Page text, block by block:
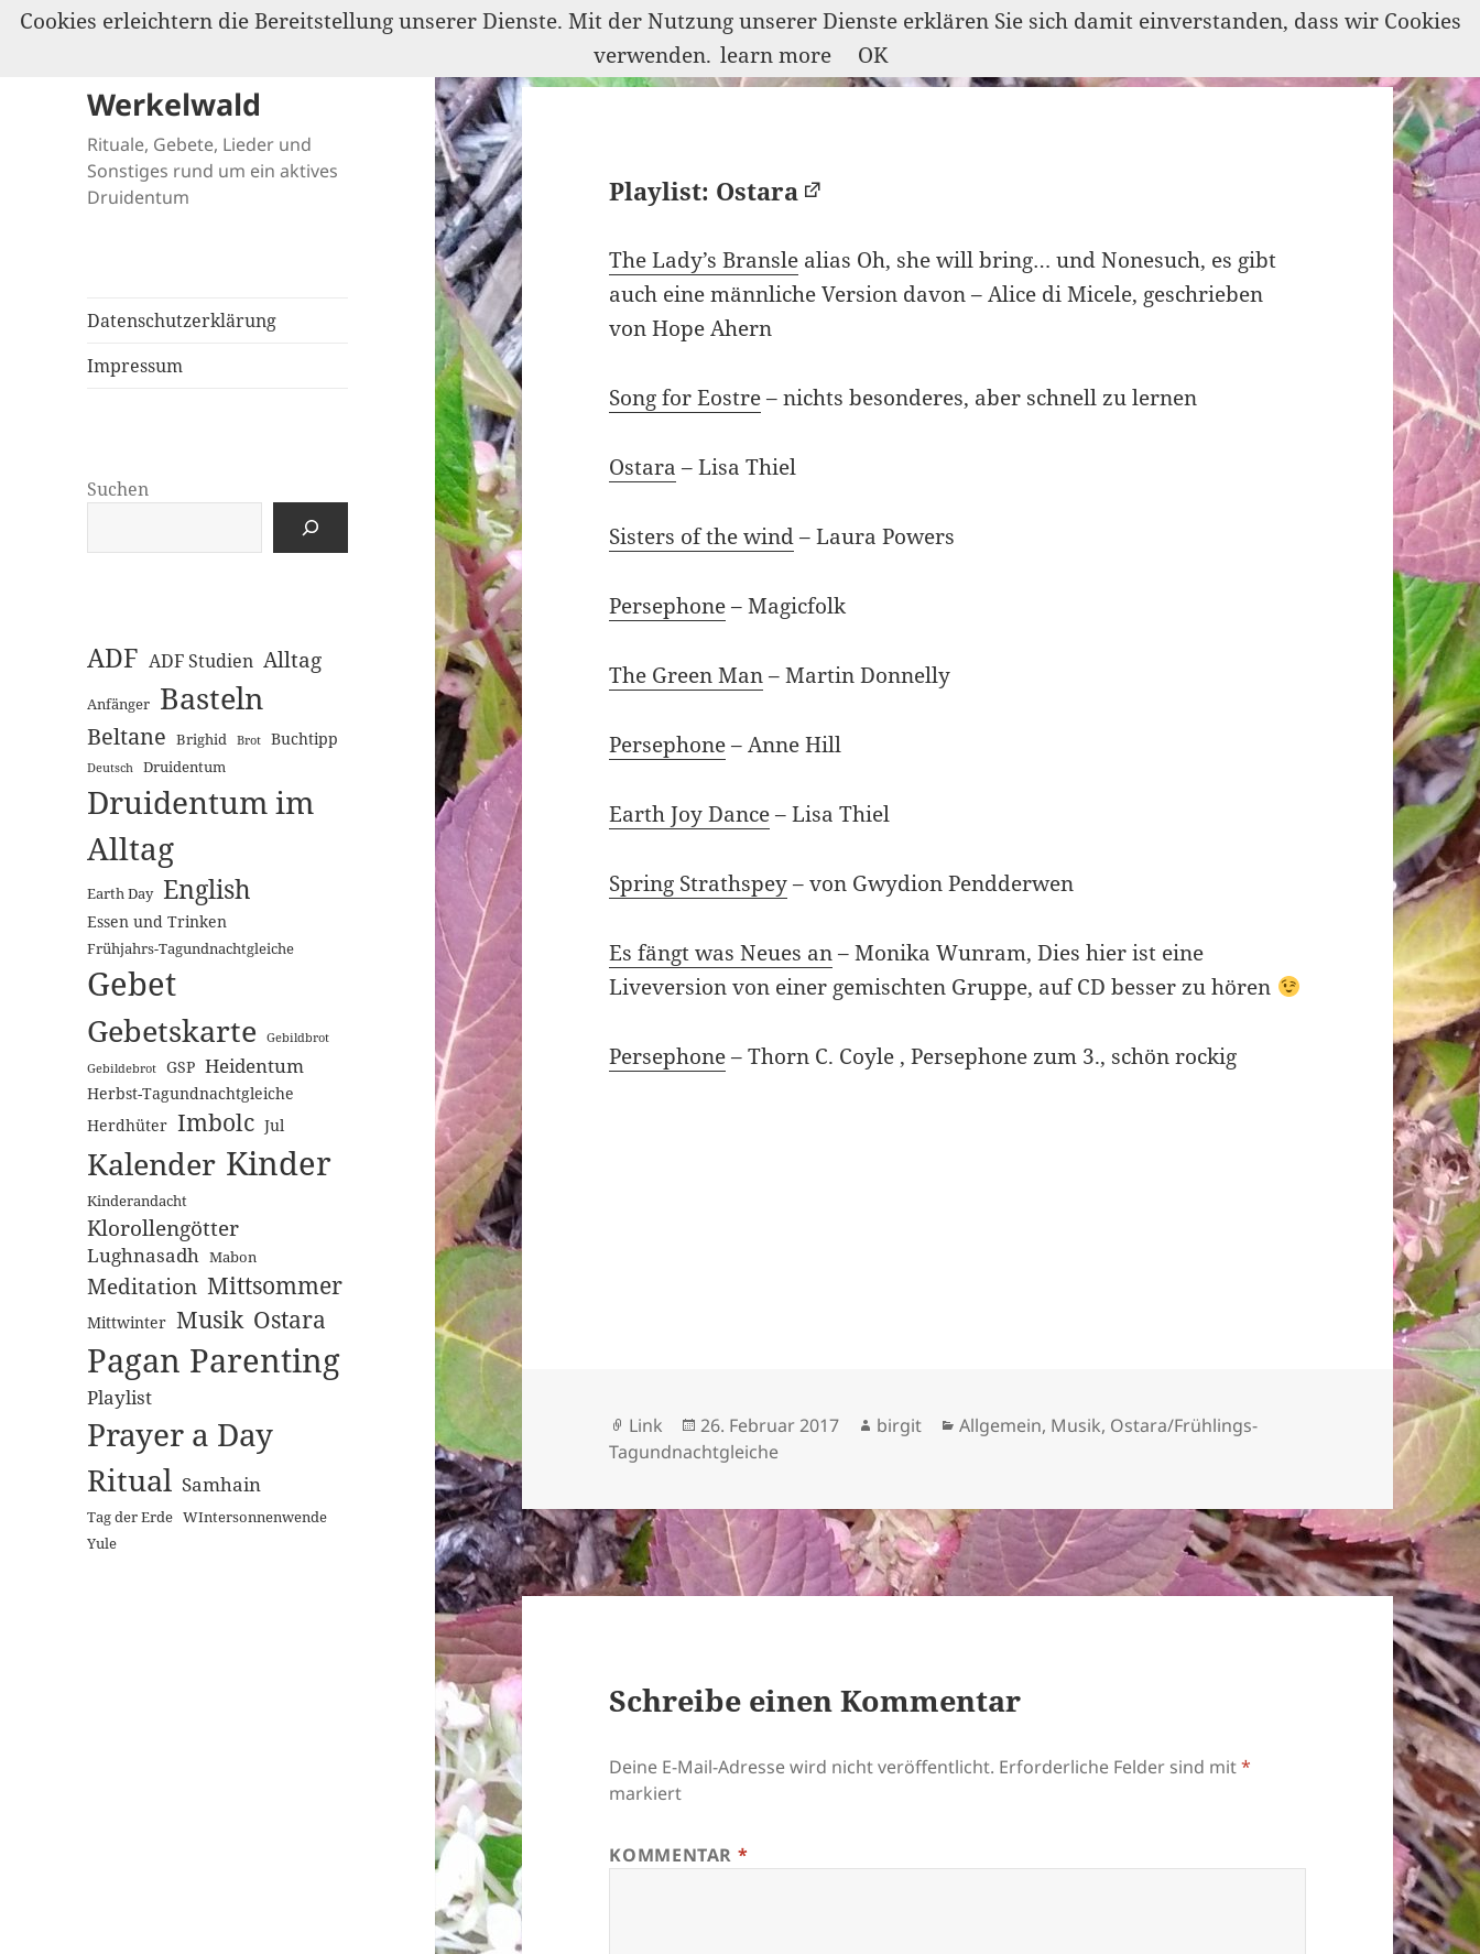
Werkelwald
Rituale, Gebete, Lieder und
Sonstiges rund um ein aktives
Druidentum
Datenschutzerklärung
Impressum
Suchen
ADF ADF Studien Alltag
Anfänger Basteln
Beltane Brighid Brot Buchtipp
Deutsch Druidentum
Druidentum im
Alltag
Earth Day English
Essen und Trinken
Frühjahrs-Tagundnachtgleiche
Gebet
Gebetskarte
Gebildbrot
Gebildebrot
GSP Heidentum
Herbst-Tagundnachtgleiche
Herdhüter Imbolc Jul
Kalender Kinder
Kinderandacht
Klorollengötter
Lughnasadh Mabon
Meditation Mittsommer
Mittwinter Musik Ostara
Pagan Parenting
Playlist
Prayer a Day
Ritual Samhain
Tag der Erde WIntersonnenwende
Yule
Playlist: Ostara
The Lady’s Bransle alias Oh, she will bring… und Nonesuch, es gibt
auch eine männliche Version davon – Alice di Micele, geschrieben
von Hope Ahern
Song for Eostre– nichts besonderes, aber schnell zu lernen
Ostara – Lisa Thiel
Sisters of the wind– Laura Powers
Persephone– Magicfolk
The Green Man– Martin Donnelly
Persephone– Anne Hill
Earth Joy Dance– Lisa Thiel
Spring Strathspey– von Gwydion Pendderwen
Es fängt was Neues an– Monika Wunram, Dies hier ist eine
Liveversion von einer gemischten Gruppe, auf CD besser zu hören
Persephone– Thorn C. Coyle , Persephone zum 3., schön rockig
Format
Link
Veröffentlicht
am
26. Februar 2017 Autor
birgit Kategorien
Allgemein, Musik, Ostara/Frühlings-
Tagundnachtgleiche
Schreibe einen Kommentar
Deine E-Mail-Adresse wird nicht veröffentlicht. Erforderliche Felder sind mit*
markiert
KOMMENTAR *
Cookies erleichtern die Bereitstellung unserer Dienste. Mit der Nutzung unserer Dienste erklären Sie sich damit einverstanden, dass wir Cookies
verwenden. learn more OK